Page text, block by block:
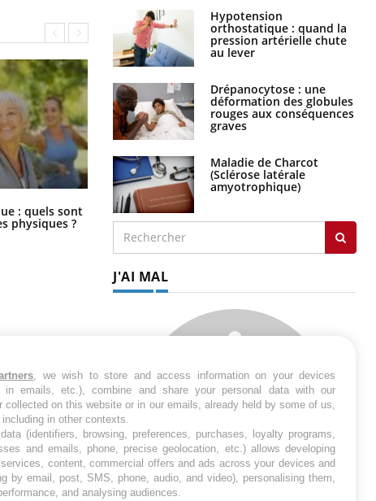
: quels sont
physiques ?
Comment éviter une otite pendant
les vacances ?
Hypotension
orthostatique : quand la
pression artérielle chute
au lever
Drépanocytose : une
déformation des globules
rouges aux conséquences
graves
Maladie de Charcot
(Sclérose latérale
amyotrophique)
J'AI MAL
, we wish to store and access information on your devices
in emails, etc.), combine and share your personal data with our
collected on this website or in our emails, already held by some of us,
in other contexts.
(identifiers, browsing, preferences, purchases, loyalty programs,
and emails, phone, precise geolocation, etc.) allows developing
content, commercial offers and ads across your devices and
by email, post, SMS, phone, audio, and video), personalising them,
and analysing audiences.